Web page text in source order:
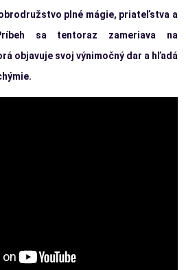
plné mágie, priateľstva a
sa tentoraz zameriava na
objavuje svoj výnimočný dar a hľadá